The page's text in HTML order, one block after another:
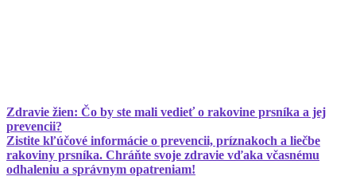
Zdravie žien: Čo by ste mali vedieť o rakovine prsníka a jej
prevencii?
Zistite kľúčové informácie o prevencii, príznakoch a liečbe
rakoviny prsníka. Chráňte svoje zdravie vďaka včasnému
odhaleniu a správnym opatreniam!